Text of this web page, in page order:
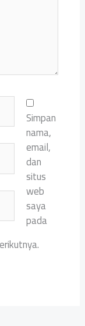
Simpan
nama,
email,
dan
situs
web
saya
pada